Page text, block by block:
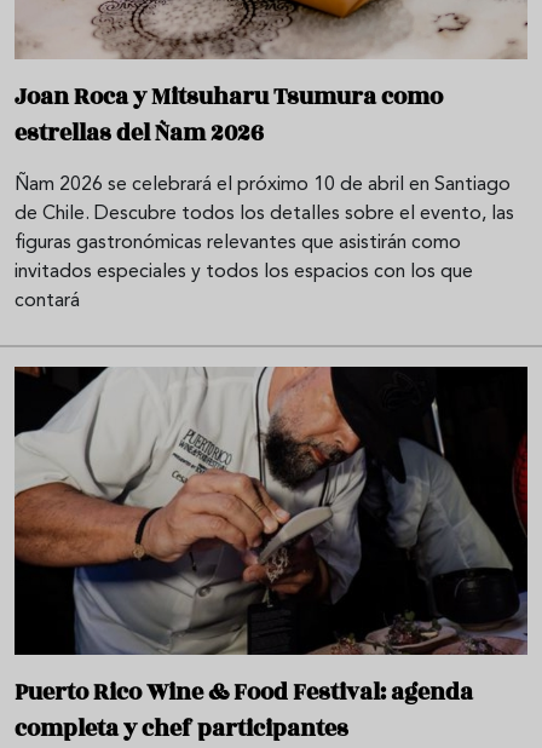
Joan Roca y Mitsuharu Tsumura como
estrellas del Ñam 2026
Ñam 2026 se celebrará el próximo 10 de abril en Santiago
de Chile. Descubre todos los detalles sobre el evento, las
figuras gastronómicas relevantes que asistirán como
invitados especiales y todos los espacios con los que
contará
Puerto Rico Wine & Food Festival: agenda
completa y chef participantes